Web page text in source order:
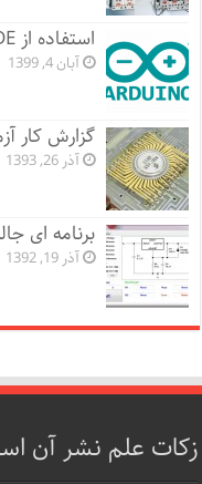
استفاده از IDE آردوینو
آبان 4, 1399
گزارش کار
آذر 26, 1393
برنامه ای
آذر 19, 1392
زکات علم نشر آن